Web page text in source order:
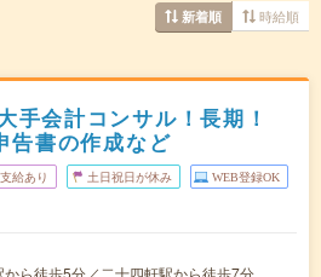
新着順 時給順
手会計コンサル！長期！
告書の作成など
給あり 土日祝日が休み WEB登録OK
ら徒歩5分／二十四軒駅から徒歩7分